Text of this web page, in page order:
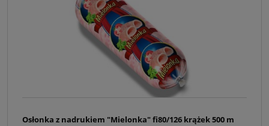
Osłonka z nadrukiem "Mielonka" fi80/126 krążek 500 m